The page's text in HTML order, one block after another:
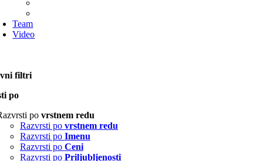
Team
Video
filtri
po
po vrstnem redu
Razvrsti po vrstnem redu
Razvrsti po Imenu
Razvrsti po Ceni
Razvrsti po Priljubljenosti